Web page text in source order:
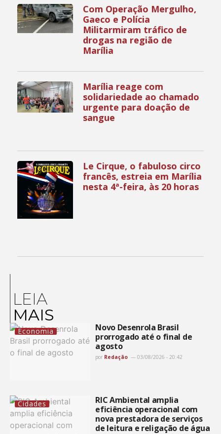
Com Operação Mergulho,
Gaeco e Polícia
Militarmiram tráfico de
drogas na região de
Marília
Marília reage com
solidariedade ao chamado
urgente para doação de
sangue
Le Cirque, o fabuloso circo
francês, estreia em Marília
nesta 4ª-feira, às 20 horas
LEIA
MAIS
Economia
Novo Desenrola Brasil
prorrogado até o final de
agosto
por Redação 03/08/2026 - 20:42
Cidades
RIC Ambiental amplia
eficiência operacional com
nova prestadora de serviços
de leitura e religação de água